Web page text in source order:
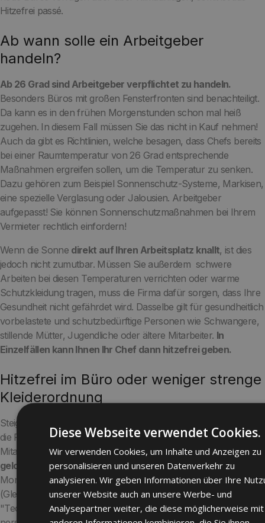
Hitzefrei passé.
Ab wann solle ein Arbeitgeber
handeln?
Ab 26 Grad sind Arbeitgeber verpflichtet zu handeln.
Besonders Büros mit großen Fensterfronten sind benachteiligt.
Da kann es in den frühen Morgenstunden schon mal heiß
zugehen. In diesem Fall müssen Sie das nicht in Kauf nehmen!
Auch da gibt es Richtlinien, welche besagen, dass Chefs bereits
bei einer Raumtemperatur von 26 Grad entsprechende
Maßnahmen ergreifen sollen, um die Temperatur zu senken.
Dazu gehören zum Beispiel Sonnenschutz-Systeme, Markisen,
eine spezielle Verglasung oder Jalousien. Arbeitgeber
aufgepasst! Sie können Sonnenschutzmaßnahmen bei Ihrem
Vermieter rechtlich einfordern!
Wenn die Sonne direkt auf Ihren Arbeitsplatz knallt, ist dies
jedoch nicht zumutbar. Müssen Sie außerdem schwere
Arbeiten bei diesen Temperaturen verrichten oder warme
Schutzkleidung tragen, muss die Firma dafür sorgen, dass Ihre
Gesundheit nicht gefährdet wird. Dasselbe gilt für gesundheitlich
vorbelastete und schutzbedürftige Personen wie Schwangere,
stillende Mütter, Jugendliche oder ältere Mitarbeiter. In
Einzelfällen kann Ihnen Ihr Chef dann hitzefrei geben.
Hitzefrei im Büro oder weniger strenge
Kleiderordnung
Steigen die Raumtemperaturen sogar auf bis zu 30 Grad muss
die Firma handeln und weitere Maßnahmen überlegen, damit
Mitarbeiter so weinig wie möglich belastet werden. Von
gelockerten Kleidungsregelnüber Lüften in den frühen
Morgenstunden bis hin zuverlagerten Arbeitszeiten
(Gleitzeit) ist vieles möglich. Dabei gilt jedoch laut Gesetzgeber:
"Technische und organisatorische gehen gegenüber
Diese Webseite verwendet Cookies.
Wir verwenden Cookies, um Inhalte und Anzeigen zu
personalisieren und unseren Datenverkehr zu
analysieren. Wir geben Informationen über Ihre
unserer Website auch an unsere Werbe- und
Analysepartner weiter, die diese möglicherweise mit